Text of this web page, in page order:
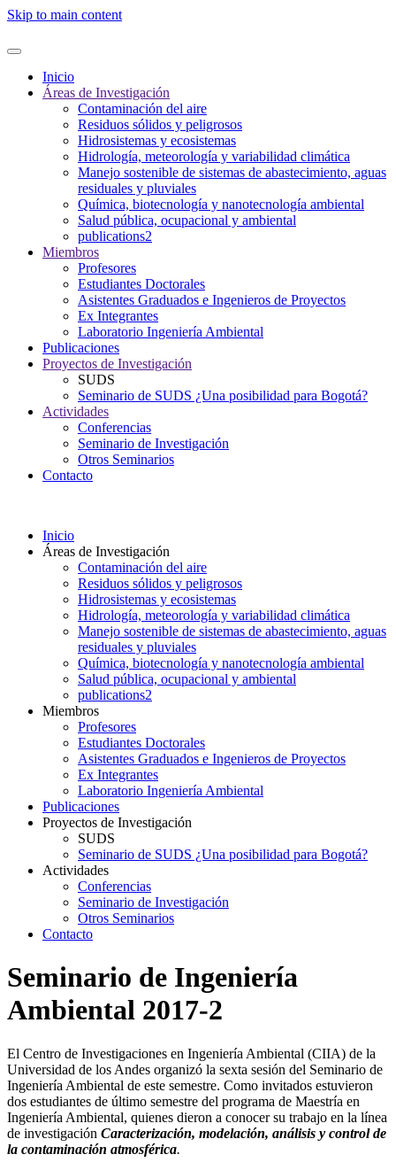
Skip to main content
Inicio
Áreas de Investigación
Contaminación del aire
Residuos sólidos y peligrosos
Hidrosistemas y ecosistemas
Hidrología, meteorología y variabilidad climática
Manejo sostenible de sistemas de abastecimiento, aguas
residuales y pluviales
Química, biotecnología y nanotecnología ambiental
Salud pública, ocupacional y ambiental
publications2
Miembros
Profesores
Estudiantes Doctorales
Asistentes Graduados e Ingenieros de Proyectos
Ex Integrantes
Laboratorio Ingeniería Ambiental
Publicaciones
Proyectos de Investigación
SUDS
Seminario de SUDS ¿Una posibilidad para Bogotá?
Actividades
Conferencias
Seminario de Investigación
Otros Seminarios
Contacto
Inicio
Áreas de Investigación
Contaminación del aire
Residuos sólidos y peligrosos
Hidrosistemas y ecosistemas
Hidrología, meteorología y variabilidad climática
Manejo sostenible de sistemas de abastecimiento, aguas
residuales y pluviales
Química, biotecnología y nanotecnología ambiental
Salud pública, ocupacional y ambiental
publications2
Miembros
Profesores
Estudiantes Doctorales
Asistentes Graduados e Ingenieros de Proyectos
Ex Integrantes
Laboratorio Ingeniería Ambiental
Publicaciones
Proyectos de Investigación
SUDS
Seminario de SUDS ¿Una posibilidad para Bogotá?
Actividades
Conferencias
Seminario de Investigación
Otros Seminarios
Contacto
Seminario de Ingeniería
Ambiental 2017-2
El Centro de Investigaciones en Ingeniería Ambiental (CIIA) de la
Universidad de los Andes organizó la sexta sesión del Seminario de
Ingeniería Ambiental de este semestre. Como invitados estuvieron
dos estudiantes de último semestre del programa de Maestría en
Ingeniería Ambiental, quienes dieron a conocer su trabajo en la línea
de investigación Caracterización, modelación, análisis y control de
la contaminación atmosférica.